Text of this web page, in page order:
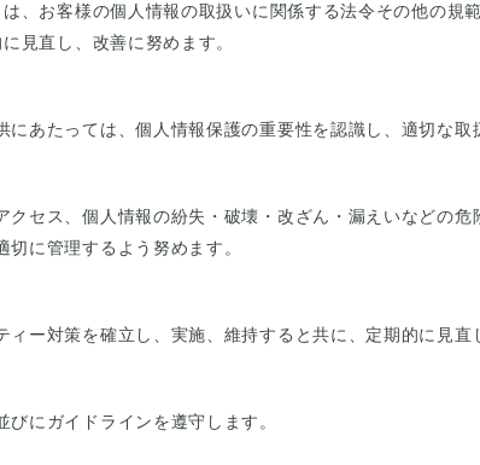
、お客様の個人情報の取扱いに関係する法令その他の規
見直し、改善に努めます。
あたっては、個人情報保護の重要性を認識し、適切な取
クセス、個人情報の紛失・破壊・改ざん・漏えいなどの
に管理するよう努めます。
ー対策を確立し、実施、維持すると共に、定期的に見直
にガイドラインを遵守します。